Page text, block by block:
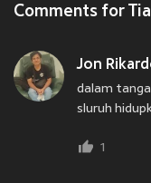
Comments for
Jon
dalam
sluruh
1